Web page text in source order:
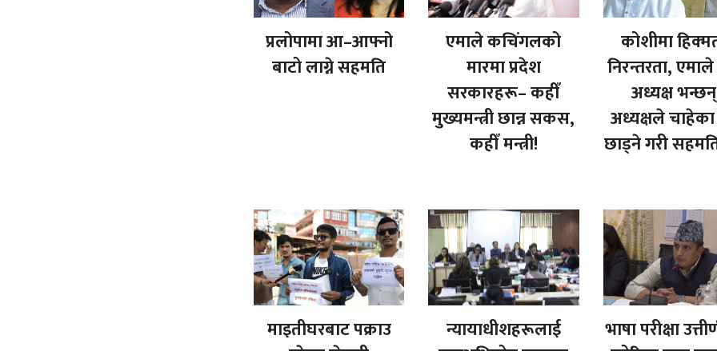
प्रलोपामा आ–आफ्नो
बाटो लाग्ने सहमति
एमाले कचिंगलको
मारमा प्रदेश
सरकारहरू– कहीँ
मुख्यमन्त्री छान्न सकस,
कहीँ मन्त्री!
कोशीमा
निरन्तरता,
अध्यक्ष
अध्यक्षले
छाड्ने गरी
माइतीघरबाट पक्राउ
न्यायाधीशहरूलाई
भाषा परीक्षा